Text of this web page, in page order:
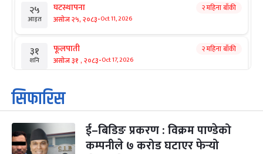
२५
आइत
घटस्थापना
असोज २५, २०८३-Oct 11, 2026
२ महिना बाँकी
३१
शनि
फूलपाती
असोज ३१ , २०८३-Oct 17, 2026
२ महिना बाँकी
१
आइत
कार्तिक सङ्क्रान्ति
कार्तिक १, २०८३
३
मंगल
महानवमी
कार्तिक ३, २०८३-Oct 20, 2026
२ महिना बाँकी
सिफारिस
ई–बिडिङ प्रकरण : विक्रम पाण्डेको
कम्पनीले ७ करोड घटाएर फेर्‍यो